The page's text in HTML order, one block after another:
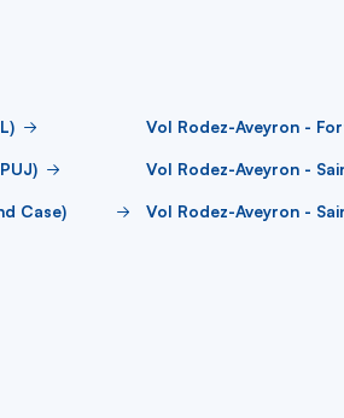
Vol Rodez-Aveyron -
Vol Rodez-Aveyron -
Case)
Vol Rodez-Aveyron -